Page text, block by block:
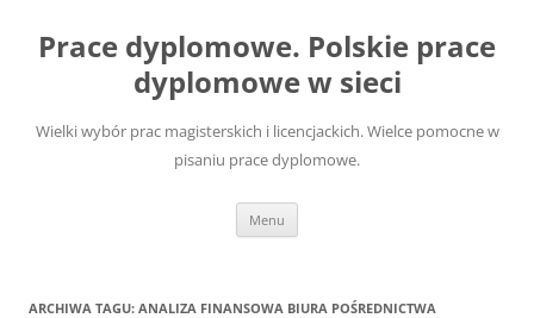
treści
Prace dyplomowe. Polskie prace
dyplomowe w sieci
Wielki wybór prac magisterskich i licencjackich. Wielce pomocne w
pisaniu prace dyplomowe.
Menu
ARCHIWA TAGU: ANALIZA FINANSOWA BIURA POŚREDNICTWA